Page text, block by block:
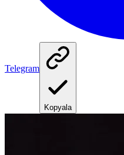
Telegram
Kopyala